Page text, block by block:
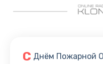
С Днём Пожарной